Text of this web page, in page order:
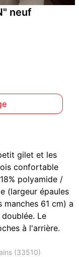
neuf
gilet et les
confortable
polyamide /
(largeur épaules
61 cm) a
Le
à l'arrière.
(33510)